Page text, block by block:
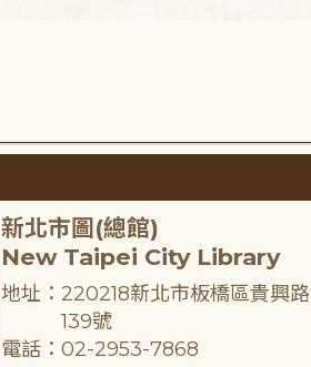
新北市圖(總館)
New Taipei City Library
地址：220218新北市板橋區貴興路
139號
電話：02-2953-7868